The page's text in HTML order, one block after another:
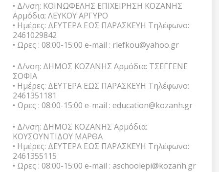
• Δ/νση: ΚΟΙΝΩΦΕΛΗΣ ΕΠΙΧΕΙΡΗΣΗ ΚΟΖΑΝΗΣ
Αρμόδια: ΛΕΥΚΟΥ ΑΡΓΥΡΟ
• Ημέρες: ΔΕΥΤΕΡΑ ΕΩΣ ΠΑΡΑΣΚΕΥΗ Τηλέφωνο:
2461029842
• Ωρες : 08:00-15:00 e-mail : rlefkou@yahoo.gr
• Δ/νση: ΔΗΜΟΣ ΚΟΖΑΝΗΣ Αρμόδια: ΤΣΕΓΓΕΝΕ
ΣΟΦΙΑ
• Ημέρες: ΔΕΥΤΕΡΑ ΕΩΣ ΠΑΡΑΣΚΕΥΗ Τηλέφωνο:
2461351181
• Ωρες : 08:00-15:00 e-mail : education@kozanh.gr
• Δ/νση: ΔΗΜΟΣ ΚΟΖΑΝΗΣ Αρμόδια:
ΚΟΥΣΟΥΝΤΙΔΟΥ ΜΑΡΘΑ
• Ημέρες: ΔΕΥΤΕΡΑ ΕΩΣ ΠΑΡΑΣΚΕΥΗ Τηλέφωνο:
2461355115
• Ωρες : 08:00-15:00 e-mail : aschoolepi@kozanh.gr